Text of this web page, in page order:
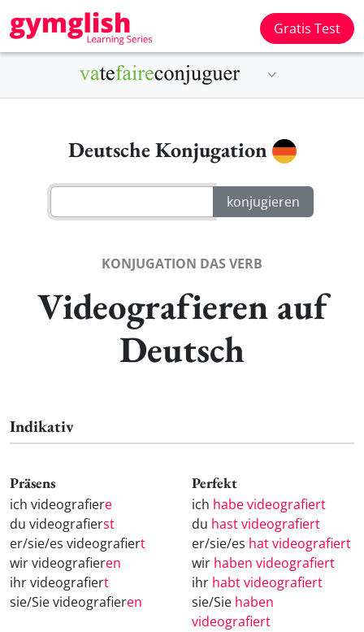
Gratis Test
Deutsche Konjugation
KONJUGATION DAS VERB
Videografieren auf
Deutsch
Indikativ
Präsens
ich videografiere
du videografierst
er/sie/es videografiert
wir videografieren
ihr videografiert
sie/Sie videografieren
Perfekt
ich habe videografiert
du hast videografiert
er/sie/es hat videografiert
wir haben videografiert
ihr habt videografiert
sie/Sie haben
videografiert